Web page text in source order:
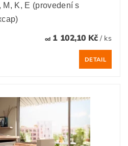
M, K, E (provedení s
od1 102,10 Kč / ks
DETAIL